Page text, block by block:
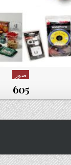
Posted in
صور
605